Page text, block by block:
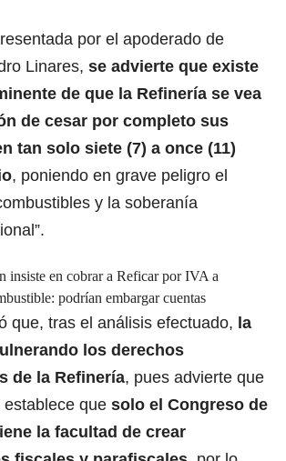
por el apoderado de
Linares, se advierte que existe
de que la Refinería se vea
de cesar por completo sus
tan solo siete (7) a once (11)
, poniendo en grave peligro el
y la soberanía
insiste en cobrar a Reficar por IVA a
podrían embargar cuentas
que, tras el análisis efectuado, la
los derechos
de la Refinería, pues advierte que
que solo el Congreso de
la facultad de crear